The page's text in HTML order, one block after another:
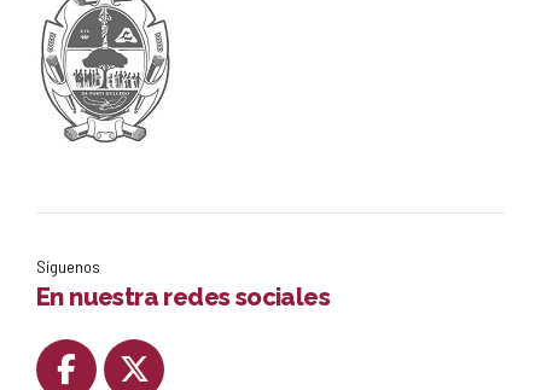
Síguenos
En nuestra redes sociales